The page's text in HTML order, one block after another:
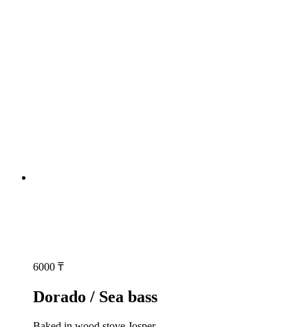
6000 ₸
Dorado / Sea bass